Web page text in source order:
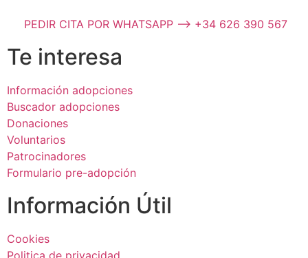
PEDIR CITA POR WHATSAPP --> +34 626 390 567
Te interesa
Información adopciones
Buscador adopciones
Donaciones
Voluntarios
Patrocinadores
Formulario pre-adopción
Información Útil
Cookies
Politica de privacidad